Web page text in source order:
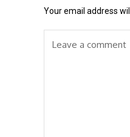
Your email address